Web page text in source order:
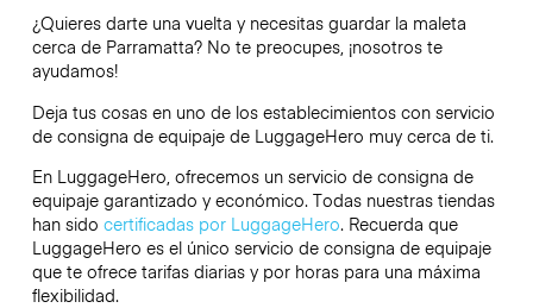
¿Quieres darte una vuelta y necesitas guardar la maleta
cerca de Parramatta? No te preocupes, ¡nosotros te
ayudamos!
Deja tus cosas en uno de los establecimientos con servicio
de consigna de equipaje de LuggageHero muy cerca de ti.
En LuggageHero, ofrecemos un servicio de consigna de
equipaje garantizado y económico. Todas nuestras tiendas
han sido certificadas por LuggageHero. Recuerda que
LuggageHero es el único servicio de consigna de equipaje
que te ofrece tarifas diarias y por horas para una máxima
flexibilidad.